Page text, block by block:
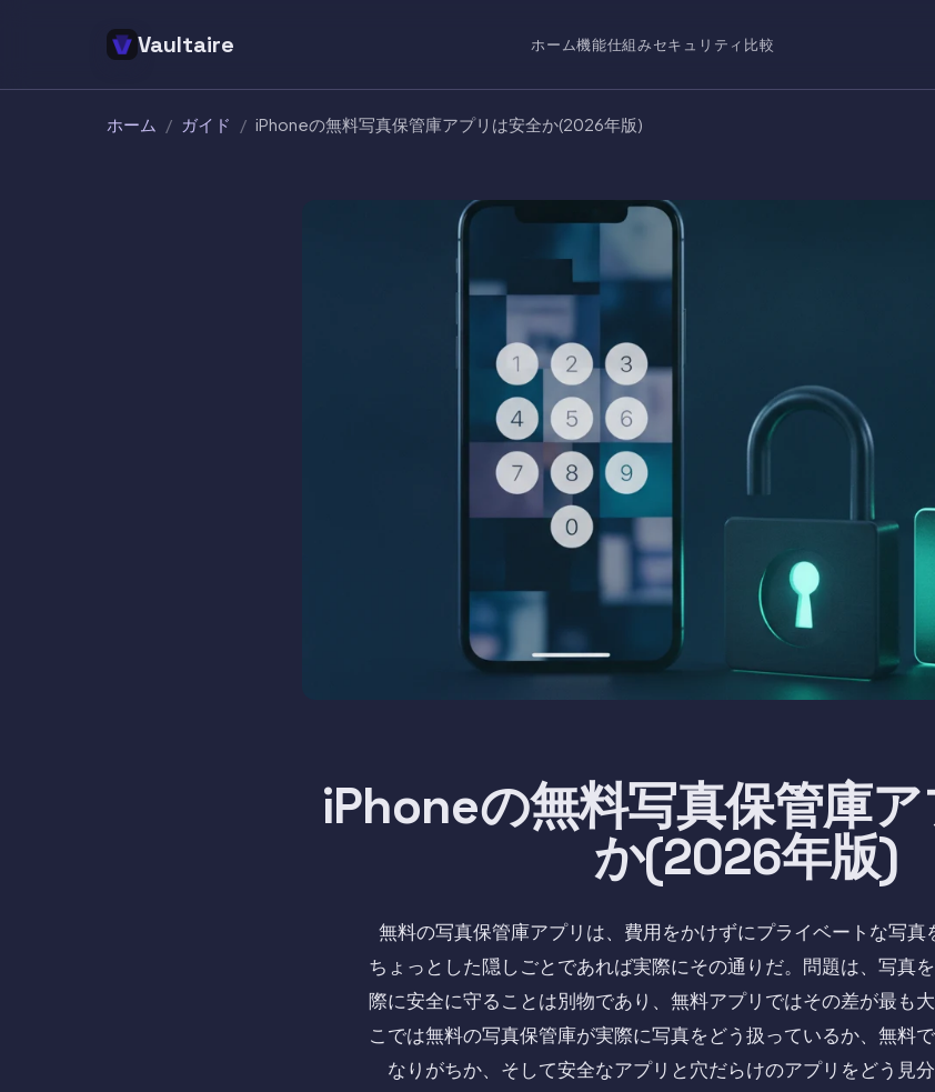
Vaultaire ホーム機能仕組みセキュリティ 比較
ホーム / ガイド / iPhoneの無料写真保管庫アプリは安全か(2026年版)
iPhoneの無料写真保管庫
か(2026年版)
無料の写真保管庫アプリは、費用をかけずにプライベートな写真
ちょっとした隠しごとであれば実際にその通りだ。問題は、写真
際に安全に守ることは別物であり、無料アプリではその差が最も
こでは無料の写真保管庫が実際に写真をどう扱っているか、無料
なりがちか、そして安全なアプリと穴だらけのアプリをどう見分